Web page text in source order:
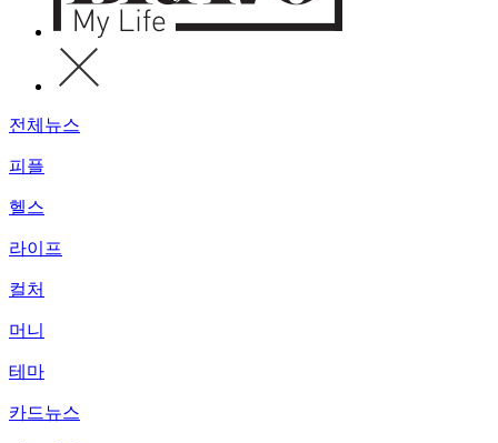
전체뉴스
피플
헬스
라이프
컬처
머니
테마
카드뉴스